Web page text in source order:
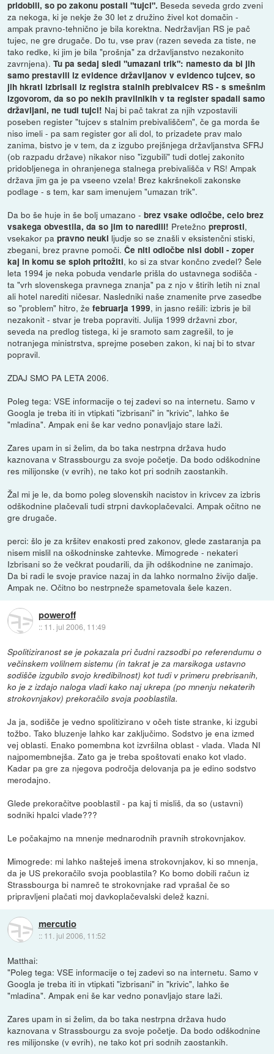
pridobili, so po zakonu postali "tujci". Beseda seveda grdo zveni
za nekoga, ki je nekje že 30 let z družino živel kot domačin -
ampak pravno-tehnično je bila korektna. Nedržavljan RS je pač
tujec, ne gre drugače. Do tu, vse prav (razen seveda za tiste, ne
tako redke, ki jim je bila "prošnja" za državljanstvo nezakonito
zavrnjena).Tu pa sedaj sledi "umazani trik": namesto da bi jih
samo prestavili iz evidence državljanov v evidenco tujcev, so
jih hkrati izbrisali iz registra stalnih prebivalcev RS - s smešnim
izgovorom, da so po nekih pravilnikih v ta register spadali samo
državljani, ne tudi tujci! Naj bi pač takrat za njih vzpostavili
poseben register "tujcev s stalnim prebivališčem", če ga morda še
niso imeli - pa sam register gor ali dol, to prizadete prav malo
zanima, bistvo je v tem, da z izgubo prejšnjega državljanstva SFRJ
(ob razpadu države) nikakor niso "izgubili" tudi dotlej zakonito
pridobljenega in ohranjenega stalnega prebivališča v RS! Ampak
država jim ga je pa vseeno vzela! Brez kakršnekoli zakonske
podlage - s tem, kar sam imenujem "umazan trik".
Da bo še huje in še bolj umazano -brez vsake odločbe, celo brez
vsakega obvestila, da so jim to naredili! Pretežnopreprosti,
vsekakor papravno neuki ljudje so se znašli v eksistenčni stiski,
zbegani, brez pravne pomoči.Če niti odločbe nisi dobil - zoper
kaj in komu se sploh pritožiti, ko si za stvar končno zvedel? Šele
leta 1994 je neka pobuda vendarle prišla do ustavnega sodišča -
ta "vrh slovenskega pravnega znanja" pa z njo v štirih letih ni znal
ali hotel narediti ničesar. Nasledniki naše znamenite prve zasedbe
so "problem" hitro, žefebruarja 1999, in jasno rešili: izbris je bil
nezakonit - stvar je treba popraviti. Julija 1999 državni zbor,
seveda na predlog tistega, ki je sramoto sam zagrešil, to je
notranjega ministrstva, sprejme poseben zakon, ki naj bi to stvar
popravil.
ZDAJ SMO PA LETA 2006.
Poleg tega: VSE informacije o tej zadevi so na internetu. Samo v
Googla je treba iti in vtipkati "izbrisani" in "krivic", lahko še
"mladina". Ampak eni še kar vedno ponavljajo stare laži.
Zares upam in si želim, da bo taka nestrpna država hudo
kaznovana v Strassbourgu za svoje početje. Da bodo odškodnine
res milijonske (v evrih), ne tako kot pri sodnih zaostankih.
Žal mi je le, da bomo poleg slovenskih nacistov in krivcev za izbris
odškodnine plačevali tudi strpni davkoplačevalci. Ampak očitno ne
gre drugače.
perci: šlo je za kršitev enakosti pred zakonov, glede zastaranja pa
nisem mislil na oškodninske zahtevke. Mimogrede - nekateri
Izbrisani so že večkrat poudarili, da jih odškodnine ne zanimajo.
Da bi radi le svoje pravice nazaj in da lahko normalno živijo dalje.
Ampak ne. Očitno bo nestrpneže spametovala šele kazen.
poweroff
:: 11. jul 2006, 11:49
Spolitiziranost se je pokazala pri čudni razsodbi po referendumu o
večinskem volilnem sistemu (in takrat je za marsikoga ustavno
sodišče izgubilo svojo kredibilnost) kot tudi v primeru prebrisanih,
ko je z izdajo naloga vladi kako naj ukrepa (po mnenju nekaterih
strokovnjakov) prekoračilo svoja pooblastila.
Ja ja, sodišče je vedno spolitizirano v očeh tiste stranke, ki izgubi
tožbo. Tako bluzenje lahko kar zaključimo. Sodstvo je ena izmed
vej oblasti. Enako pomembna kot izvršilna oblast - vlada. Vlada NI
najpomembnejša. Zato ga je treba spoštovati enako kot vlado.
Kadar pa gre za njegova področja delovanja pa je edino sodstvo
merodajno.
Glede prekoračitve pooblastil - pa kaj ti misliš, da so (ustavni)
sodniki hpalci vlade???
Le počakajmo na mnenje mednarodnih pravnih strokovnjakov.
Mimogrede: mi lahko našteješ imena strokovnjakov, ki so mnenja,
da je US prekoračilo svoja pooblastila? Ko bomo dobili račun iz
Strassbourga bi namreč te strokovnjake rad vprašal če so
pripravljeni plačati moj davkoplačevalski delež kazni.
mercutio
:: 11. jul 2006, 11:52
Matthai:
"Poleg tega: VSE informacije o tej zadevi so na internetu. Samo v
Googla je treba iti in vtipkati "izbrisani" in "krivic", lahko še
"mladina". Ampak eni še kar vedno ponavljajo stare laži.
Zares upam in si želim, da bo taka nestrpna država hudo
kaznovana v Strassbourgu za svoje početje. Da bodo odškodnine
res milijonske (v evrih), ne tako kot pri sodnih zaostankih.